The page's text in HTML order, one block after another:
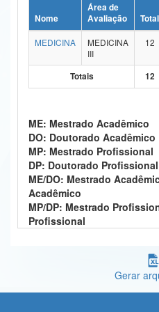
Ministério da Ciência, Tecnologia,
Ministério do Meio Ambiente
Ministério do Turismo
Controladoria-Geral da União
Ministério da Mulher, da Família e dos
Secretaria-Geral
Secretaria de Governo
Banco Central do Brasil
Nome
Área de
Avaliação
Total
MEDICINA
MEDICINA
III
12
Totais 12
ME: Mestrado Acadêmico
DO: Doutorado Acadêmico
MP: Mestrado Profissional
DP: Doutorado Profissional
ME/DO: Mestrado
Acadêmico
MP/DP: Mestrado
Profissional
Gerar